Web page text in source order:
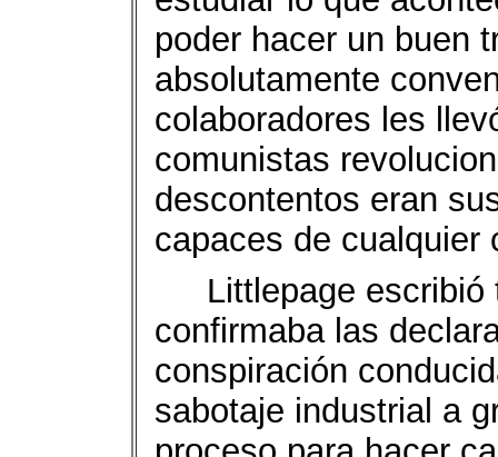
poder hacer un buen
absolutamente
colaboradores les
comunistas
descontentos eran
capaces de cualquier
Littlepage
confirmaba las
conspiración
sabotaje industrial a